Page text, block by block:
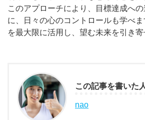
このアプローチにより、目標達成へ
に、日々の心のコントロールも学べ
を最大限に活用し、望む未来を引き寄
この記事を書いた
nao